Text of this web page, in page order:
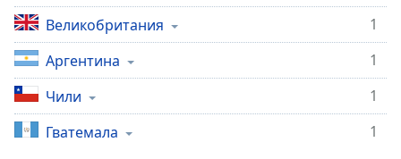
Picture-
in-
Picture
Fullscreen
This
modal
Великобритания
1
Аргентина
1
Чили
1
Гватемала
1